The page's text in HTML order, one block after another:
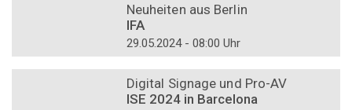
Neuheiten aus Berlin
IFA
29.05.2024 - 08:00 Uhr
Digital Signage und Pro-AV
ISE 2024 in Barcelona